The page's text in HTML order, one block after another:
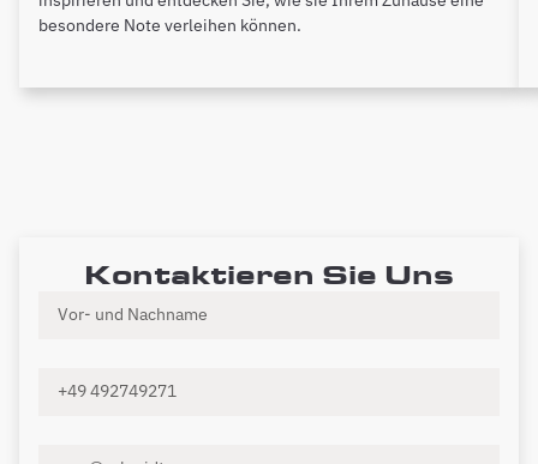
besondere Note verleihen können.
Kontaktieren Sie Uns